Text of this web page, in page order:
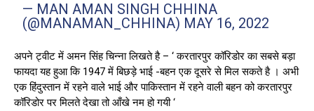
— MAN AMAN SINGH CHHINA
(@MANAMAN_CHHINA) MAY 16, 2022
अपने ट्वीट में अमन सिंह चिन्ना लिखते है – ‘ करतारपुर कॉरिडोर का सबसे बड़ा
फायदा यह हुआ कि 1947 में बिछड़े भाई -बहन एक दूसरे से मिल सकते है । अभी
एक हिंदुस्तान में रहने वाले भाई और पाकिस्तान में रहने वाली बहन को करतारपुर
कॉरिडोर पर मिलते देखा तो आँखे नम हो गयी ‘